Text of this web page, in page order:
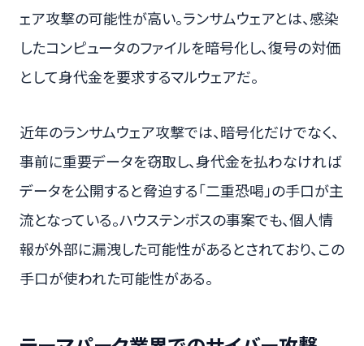
ェア攻撃の可能性が高い。ランサムウェアとは、感染
したコンピュータのファイルを暗号化し、復号の対価
として身代金を要求するマルウェアだ。
近年のランサムウェア攻撃では、暗号化だけでなく、
事前に重要データを窃取し、身代金を払わなければ
データを公開すると脅迫する「二重恐喝」の手口が主
流となっている。ハウステンボスの事案でも、個人情
報が外部に漏洩した可能性があるとされており、この
手口が使われた可能性がある。